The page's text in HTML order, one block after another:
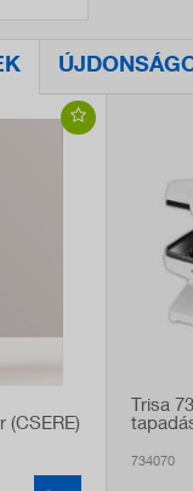
(CSERE)
Trisa
734070